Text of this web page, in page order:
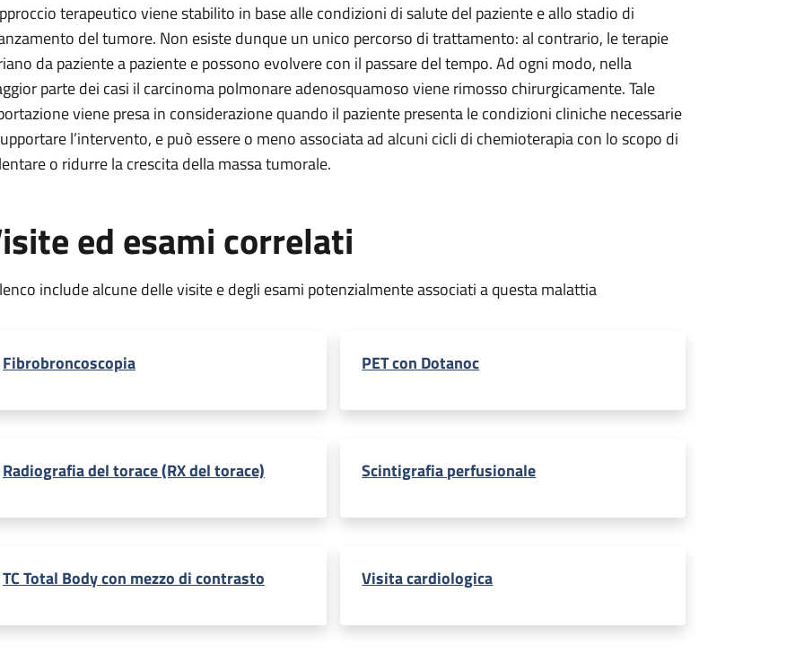
terapeutico viene stabilito in base alle condizioni di salute del paziente e allo stadio di
del tumore. Non esiste dunque un unico percorso di trattamento: al contrario, le terapie
da paziente a paziente e possono evolvere con il passare del tempo. Ad ogni modo, nella
parte dei casi il carcinoma polmonare adenosquamoso viene rimosso chirurgicamente. Tale
viene presa in considerazione quando il paziente presenta le condizioni cliniche necessarie
l’intervento, e può essere o meno associata ad alcuni cicli di chemioterapia con lo scopo di
o ridurre la crescita della massa tumorale.
ed esami correlati
include alcune delle visite e degli esami potenzialmente associati a questa malattia
Fibrobroncoscopia PET con Dotanoc
Radiografia del torace (RX del torace) Scintigrafia perfusionale
TC Total Body con mezzo di contrasto Visita cardiologica